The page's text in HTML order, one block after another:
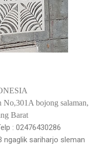
No,301A bojong salaman,
Barat
: 02476430286
ngaglik sariharjo sleman